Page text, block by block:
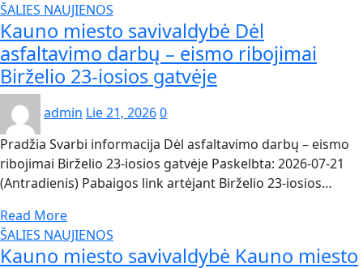
ŠALIES NAUJIENOS
Kauno miesto savivaldybė Dėl
asfaltavimo darbų – eismo ribojimai
Birželio 23-iosios gatvėje
admin Lie 21, 20260
Pradžia Svarbi informacija Dėl asfaltavimo darbų – eismo
ribojimai Birželio 23-iosios gatvėje Paskelbta: 2026-07-21
(Antradienis) Pabaigos link artėjant Birželio 23-iosios…
Read More
ŠALIES NAUJIENOS
Kauno miesto savivaldybė Kauno miesto